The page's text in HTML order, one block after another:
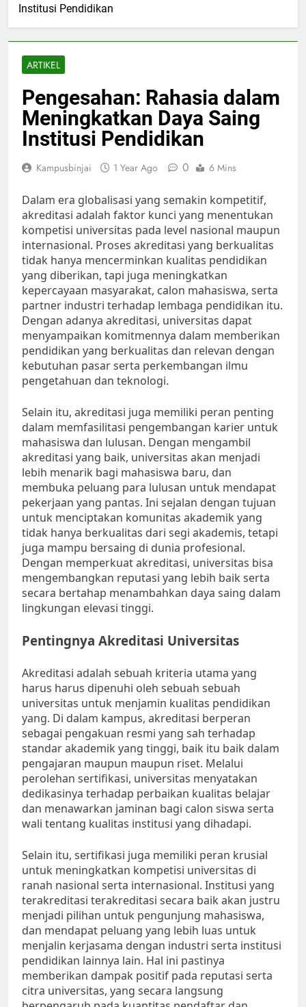
Institusi Pendidikan
ARTIKEL
Pengesahan: Rahasia dalam
Meningkatkan Daya Saing
Institusi Pendidikan
Kampusbinjai 1 Year Ago 0 6 Mins
Dalam era globalisasi yang semakin kompetitif,
akreditasi adalah faktor kunci yang menentukan
kompetisi universitas pada level nasional maupun
internasional. Proses akreditasi yang berkualitas
tidak hanya mencerminkan kualitas pendidikan
yang diberikan, tapi juga meningkatkan
kepercayaan masyarakat, calon mahasiswa, serta
partner industri terhadap lembaga pendidikan itu.
Dengan adanya akreditasi, universitas dapat
menyampaikan komitmennya dalam memberikan
pendidikan yang berkualitas dan relevan dengan
kebutuhan pasar serta perkembangan ilmu
pengetahuan dan teknologi.
Selain itu, akreditasi juga memiliki peran penting
dalam memfasilitasi pengembangan karier untuk
mahasiswa dan lulusan. Dengan mengambil
akreditasi yang baik, universitas akan menjadi
lebih menarik bagi mahasiswa baru, dan
membuka peluang para lulusan untuk mendapat
pekerjaan yang pantas. Ini sejalan dengan tujuan
untuk menciptakan komunitas akademik yang
tidak hanya berkualitas dari segi akademis, tetapi
juga mampu bersaing di dunia profesional.
Dengan memperkuat akreditasi, universitas bisa
mengembangkan reputasi yang lebih baik serta
secara bertahap menambahkan daya saing dalam
lingkungan elevasi tinggi.
Pentingnya Akreditasi Universitas
Akreditasi adalah sebuah kriteria utama yang
harus harus dipenuhi oleh sebuah sebuah
universitas untuk menjamin kualitas pendidikan
yang. Di dalam kampus, akreditasi berperan
sebagai pengakuan resmi yang sah terhadap
standar akademik yang tinggi, baik itu baik dalam
pengajaran maupun maupun riset. Melalui
perolehan sertifikasi, universitas menyatakan
dedikasinya terhadap perbaikan kualitas belajar
dan menawarkan jaminan bagi calon siswa serta
wali tentang kualitas institusi yang dihadapi.
Selain itu, sertifikasi juga memiliki peran krusial
untuk meningkatkan kompetisi universitas di
ranah nasional serta internasional. Institusi yang
terakreditasi terakreditasi secara baik akan justru
menjadi pilihan untuk pengunjung mahasiswa,
dan mendapat peluang yang lebih luas untuk
menjalin kerjasama dengan industri serta institusi
pendidikan lainnya lain. Hal ini pastinya
memberikan dampak positif pada reputasi serta
citra universitas, yang secara langsung